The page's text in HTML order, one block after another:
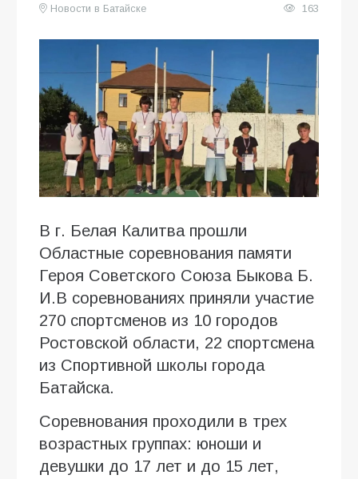
Новости в Батайске
163
В г. Белая Калитва прошли
Областные соревнования памяти
Героя Советского Союза Быкова Б.
И.В соревнованиях приняли участие
270 спортсменов из 10 городов
Ростовской области, 22 спортсмена
из Спортивной школы города
Батайска.
Соревнования проходили в трех
возрастных группах: юноши и
девушки до 17 лет и до 15 лет,